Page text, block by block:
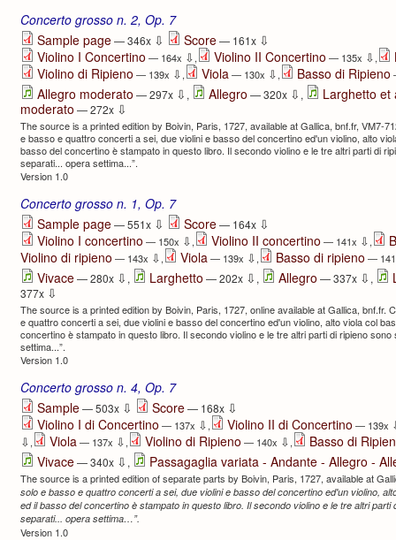
Concerto grosso n. 2, Op. 7
Sample page— 346x ⇩ Score— 161x ⇩
Violino I Concertino — 164x ⇩, Violino II Concertino — 135x ⇩,
Violino di Ripieno — 139x ⇩, Viola — 130x ⇩, Basso di Ripieno
Allegro moderato — 297x ⇩ , Allegro — 320x ⇩ ,
Larghetto et
moderato — 272x ⇩
The source is a printed edition by Boivin, Paris, 1727, available at Gallica, bnf.fr, VM7-
e basso e quattro concerti a sei, due violini e basso del concertino ed'un violino, alto
basso del concertino è stampato in questo libro. Il secondo violino e le tre altri parti di
separati... opera settima...”.
Version 1.0
Concerto grosso n. 1, Op. 7
Sample page— 551x ⇩ Score— 164x ⇩
Violino I concertino — 150x ⇩, Violino II concertino — 141x ⇩,
Violino di ripieno — 143x ⇩, Viola — 139x ⇩, Basso di ripieno —
Vivace— 280x ⇩ , Larghetto — 202x ⇩ , Allegro — 337x ⇩ ,
377x ⇩
The source is a printed edition by Boivin, Paris, 1727, online available at Gallica, bnf.fr.
e quattro concerti a sei, due violini e basso del concertino ed'un violino, alto viola col
concertino è stampato in questo libro. Il secondo violino e le tre altri parti di ripieno
settima...”.
Version 1.0
Concerto grosso n. 4, Op. 7
Sample— 503x ⇩ Score— 168x ⇩
Violino I di Concertino — 137x ⇩, Violino II di Concertino — 139x
⇩, Viola — 137x ⇩, Violino di Ripieno — 140x ⇩,
Basso di
Vivace— 340x ⇩ , Passagaglia variata - Andante - Allegro -
The source is a printed edition of separate parts by Boivin, Paris, 1727, available at
solo e basso e quattro concerti a sei, due violini e basso del concertino ed'un violino,
ed il basso del concertino è stampato in questo libro. Il secondo violino e le tre altri
separati... opera settima…”.
Version 1.0